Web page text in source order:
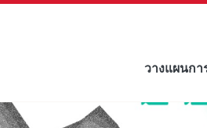
วางแผนก
ภาพขยาย